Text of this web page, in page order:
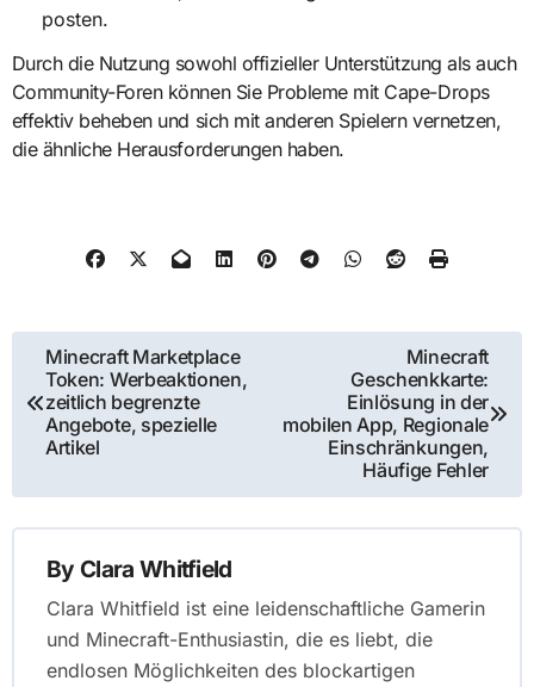
posten.
Durch die Nutzung sowohl offizieller Unterstützung als auch
Community-Foren können Sie Probleme mit Cape-Drops
effektiv beheben und sich mit anderen Spielern vernetzen,
die ähnliche Herausforderungen haben.
Post
navigation
Minecraft Marketplace
Token: Werbeaktionen,
zeitlich begrenzte
Angebote, spezielle
Artikel
Minecraft
Geschenkkarte:
Einlösung in der
mobilen App, Regionale
Einschränkungen,
Häufige Fehler
By Clara Whitfield
Clara Whitfield ist eine leidenschaftliche Gamerin
und Minecraft-Enthusiastin, die es liebt, die
endlosen Möglichkeiten des blockartigen